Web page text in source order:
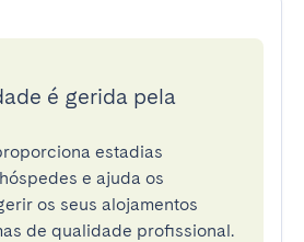
é gerida pela
estadias
e ajuda os
os seus alojamentos
de qualidade profissional.